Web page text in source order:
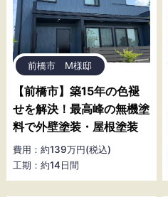
前橋市 M様邸
【前橋市】築15年の色褪
せを解決！最高峰の無機塗
料で外壁塗装・屋根塗装
費用：約139万円(税込)
工期：約14日間